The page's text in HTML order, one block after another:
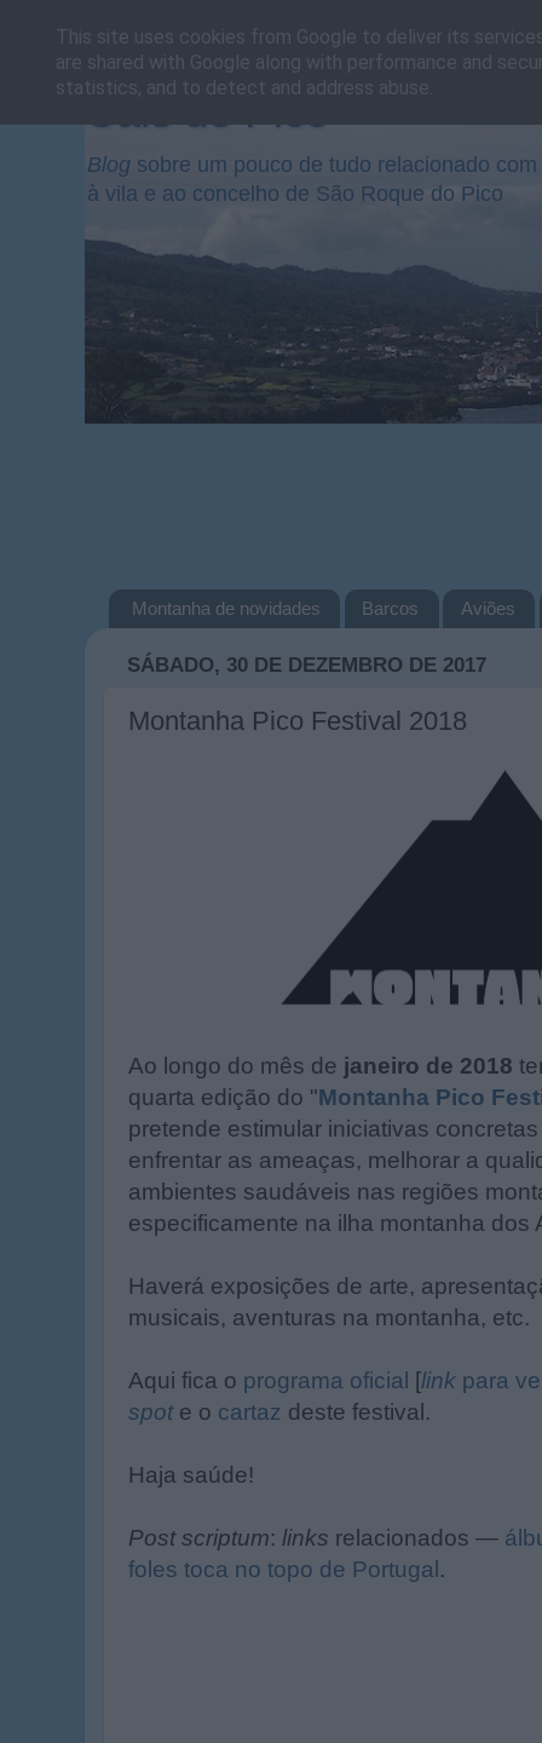
Cais do Pico
Blog sobre um pouco de tudo relacionado
à vila e ao concelho de São Roque do Pico
Montanha de novidades Barcos Aviões
SÁBADO, 30 DE DEZEMBRO DE 2017
Montanha Pico Festival 2018
Ao longo do mês de janeiro de 2018
quarta edição do "Montanha Pico
pretende estimular iniciativas
enfrentar as ameaças, melhorar a
ambientes saudáveis nas regiões
especificamente na ilha montanha dos
Haverá exposições de arte,
musicais, aventuras na montanha, etc.
Aqui fica o programa oficial [link para
spote o cartaz deste festival.
Haja saúde!
Post scriptum: links relacionados —
foles toca no topo de Portugal .
This site uses cookies from Google to deliver its
are shared with Google along with performance and
statistics, and to detect and address abuse.